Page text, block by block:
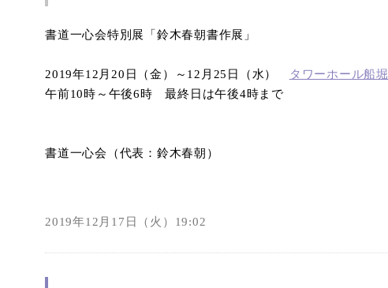
書道一心会特別展「鈴木春朝書作展」
2019年12 月 20 日（金）～ 12 月 25 日（水） タワーホール船堀
午前10 時～午後6 時 最終日は午後4時まで
書道一心会（代表：鈴木春朝）
2019年12月17日（火）19:02